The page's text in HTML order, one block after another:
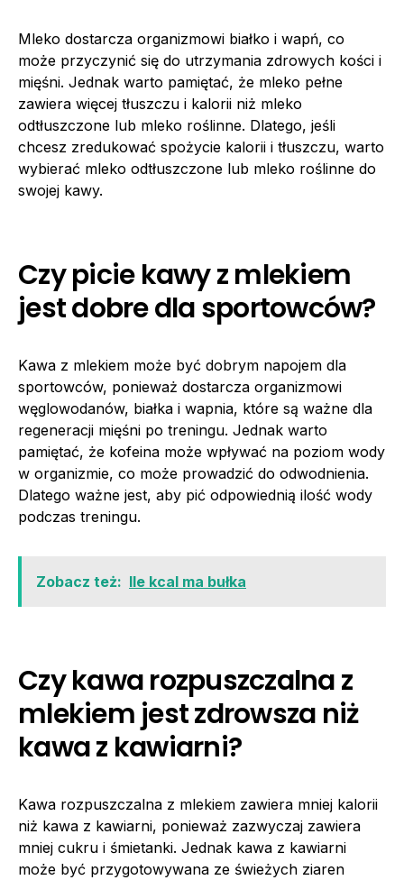
Mleko dostarcza organizmowi białko i wapń, co
może przyczynić się do utrzymania zdrowych kości i
mięśni. Jednak warto pamiętać, że mleko pełne
zawiera więcej tłuszczu i kalorii niż mleko
odtłuszczone lub mleko roślinne. Dlatego, jeśli
chcesz zredukować spożycie kalorii i tłuszczu, warto
wybierać mleko odtłuszczone lub mleko roślinne do
swojej kawy.
Czy picie kawy z mlekiem
jest dobre dla sportowców?
Kawa z mlekiem może być dobrym napojem dla
sportowców, ponieważ dostarcza organizmowi
węglowodanów, białka i wapnia, które są ważne dla
regeneracji mięśni po treningu. Jednak warto
pamiętać, że kofeina może wpływać na poziom wody
w organizmie, co może prowadzić do odwodnienia.
Dlatego ważne jest, aby pić odpowiednią ilość wody
podczas treningu.
Zobacz też: Ile kcal ma bułka
Czy kawa rozpuszczalna z
mlekiem jest zdrowsza niż
kawa z kawiarni?
Kawa rozpuszczalna z mlekiem zawiera mniej kalorii
niż kawa z kawiarni, ponieważ zazwyczaj zawiera
mniej cukru i śmietanki. Jednak kawa z kawiarni
może być przygotowywana ze świeżych ziaren